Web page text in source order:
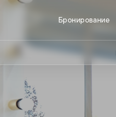
Бронирование